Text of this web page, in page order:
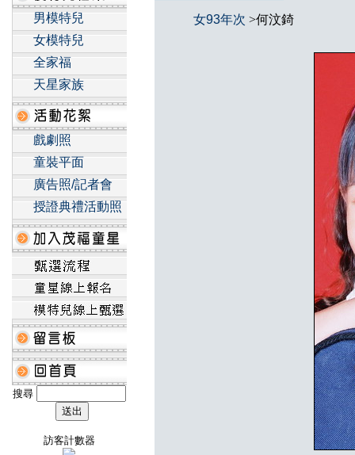
男模特兒
女模特兒
全家福
天星家族
戲劇照
童裝平面
廣告照/記者會
授證典禮活動照
搜尋
訪客計數器
女93年次 >何汶錡